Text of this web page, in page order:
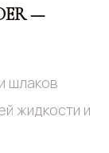
—
шлаков
жидкости и